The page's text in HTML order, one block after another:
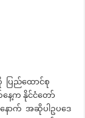
ပြည်ထောင်စု
ေ့က နိုင်ငံတော်
ောက် အဆိုပါဥပဒေ